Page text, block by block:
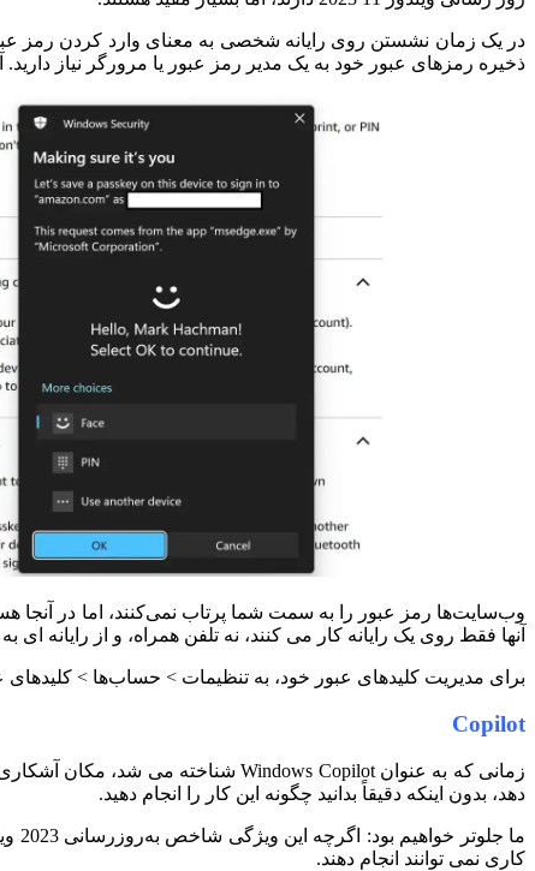
در یک زمان نشستن روی رایانه شخصی به معنای وارد کردن رمز
ذخیره رمزهای عبور خود به یک مدیر رمز عبور یا مرورگر نیاز دارید.
وب‌سایت‌ها رمز عبور را به سمت شما پرتاب نمی‌کنند، اما در آنجا
آنها فقط روی یک رایانه کار می کنند، نه تلفن همراه، و از رایانه
برای مدیریت کلیدهای عبور خود، به تنظیمات > حساب‌ها > کلیدهای عبور
Copilot
زمانی که به عنوان Windows Copilot شناخته می شد، مکان آشکاری برای شروع است.
دهد، بدون اینکه دقیقاً بدانید چگونه این کار را انجام دهید.
ما جلوتر خواهیم بود: اگرچه این ویژگی شاخص به‌روزرسانی 2023 ویندوز 11 است، اما بهترین آن نیست.
کاری نمی توانند انجام دهند.